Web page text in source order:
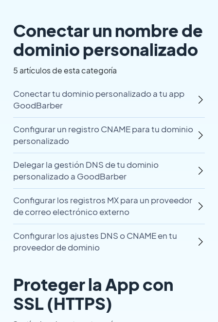
Conectar un nombre de
dominio personalizado
5 artículos de esta categoría
Conectar tu dominio personalizado a tu app
GoodBarber
Configurar un registro CNAME para tu dominio
personalizado
Delegar la gestión DNS de tu dominio
personalizado a GoodBarber
Configurar los registros MX para un proveedor
de correo electrónico externo
Configurar los ajustes DNS o CNAME en tu
proveedor de dominio
Proteger la App con
SSL (HTTPS)